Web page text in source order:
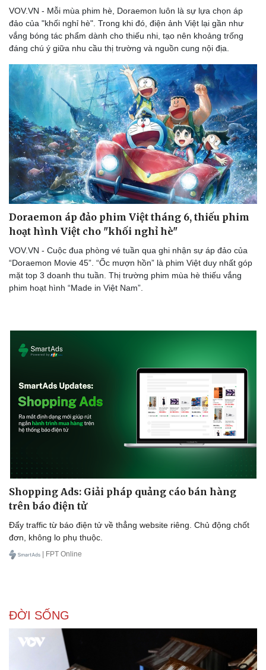
Nhi khoa
Nam khoa
Làm đẹp - giảm cân
Phòng mạch online
VOV.VN - Mỗi mùa phim hè, Doraemon luôn là sự lựa chọn áp
đảo của "khối nghỉ hè". Trong khi đó, điện ảnh Việt lại gần như
vắng bóng tác phẩm dành cho thiếu nhi, tạo nên khoảng trống
đáng chú ý giữa nhu cầu thị trường và nguồn cung nội địa.
Doraemon áp đảo phim Việt tháng 6, thiếu phim
hoạt hình Việt cho "khối nghỉ hè"
VOV.VN - Cuộc đua phòng vé tuần qua ghi nhận sự áp đảo của
“Doraemon Movie 45”. “Ốc mượn hồn” là phim Việt duy nhất góp
mặt top 3 doanh thu tuần. Thị trường phim mùa hè thiếu vắng
phim hoạt hình “Made in Việt Nam”.
Shopping Ads: Giải pháp quảng cáo bán hàng
trên báo điện tử
Đẩy traffic từ báo điện tử về thẳng website riêng. Chủ động chốt
đơn, không lo phụ thuộc.
| FPT Online
ĐỜI SỐNG